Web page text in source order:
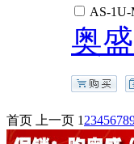
AS-1U-
奥
首页 上一页 1 2345678